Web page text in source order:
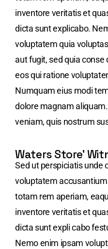
inventore veritatis et
dicta sunt explicabo.
voluptatem quia
aut fugit, sed quia
eos qui ratione
Numquam eius modi
dolore magnam
veniam, quis nostrum
Waters Store’
Sed ut perspiciatis unde
voluptatem
totam rem aperiam,
inventore veritatis et
dicta sunt expli cabo
Nemo enim ipsam